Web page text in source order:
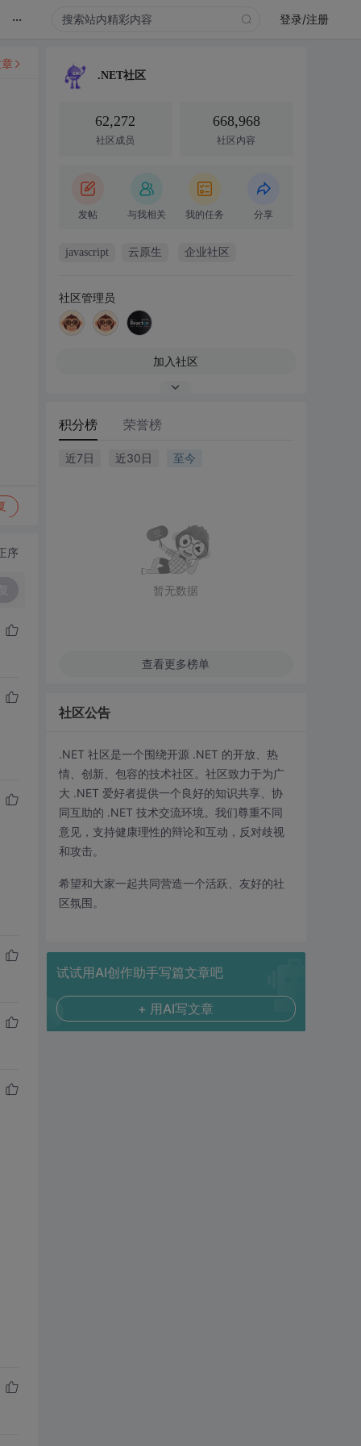
... 登录/注册
序
.NET社区
62,272
社区成员
668,968
社区内容
发帖 与我相关 我的任务 分享
javascript 云原生 企业社区
社区管理员
加入社区
积分榜 荣誉榜
近7日 近30日 至今
暂无数据
查看更多榜单
社区公告
.NET 社区是一个围绕开源 .NET 的开放、热
情、创新、包容的技术社区。社区致力于为广
大 .NET 爱好者提供一个良好的知识共享、协
同互助的 .NET 技术交流环境。我们尊重不同
意见，支持健康理性的辩论和互动，反对歧视
和攻击。
希望和大家一起共同营造一个活跃、友好的社
区氛围。
试试用AI创作助手写篇文章吧
+ 用AI写文章